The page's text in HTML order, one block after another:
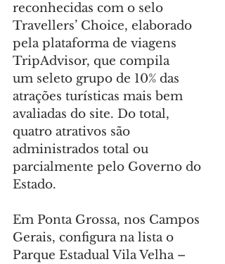
reconhecidas com o selo
Travellers’ Choice, elaborado
pela plataforma de viagens
TripAdvisor, que compila
um seleto grupo de 10% das
atrações turísticas mais bem
avaliadas do site. Do total,
quatro atrativos são
administrados total ou
parcialmente pelo Governo do
Estado.
Em Ponta Grossa, nos Campos
Gerais, configura na lista o
Parque Estadual Vila Velha –